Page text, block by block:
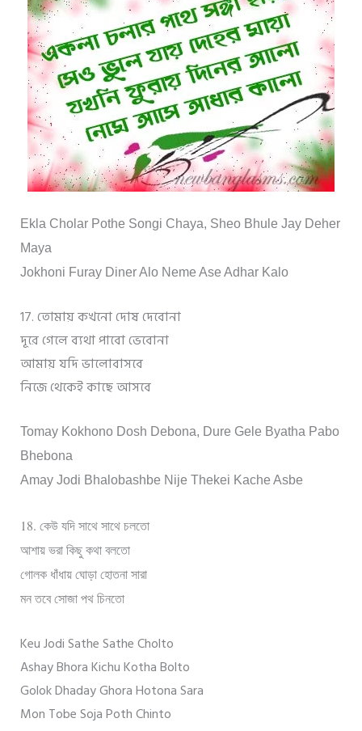
Ekla Cholar Pothe Songi Chaya, Sheo Bhule Jay Deher
Maya
Jokhoni Furay Diner Alo Neme Ase Adhar Kalo
17. তোমায় কখনো দোষ দেবোনা
দূরে গেলে ব্যথা পাবো ভেবোনা
আমায় যদি ভালোবাসবে
নিজে থেকেই কাছে আসবে
Tomay Kokhono Dosh Debona, Dure Gele Byatha Pabo
Bhebona
Amay Jodi Bhalobashbe Nije Thekei Kache Asbe
18. কেউ যদি সাথে সাথে চলতো
আশায় ভরা কিছু কথা বলতো
গোলক ধাঁধায় ঘোড়া হোতনা সারা
মন তবে সোজা পথ চিনতো
Keu Jodi Sathe Sathe Cholto
Ashay Bhora Kichu Kotha Bolto
Golok Dhaday Ghora Hotona Sara
Mon Tobe Soja Poth Chinto